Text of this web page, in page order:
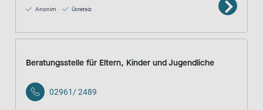
Anonim Ücretsiz
Beratungsstelle für Eltern, Kinder und Jugendliche
02961/ 2489